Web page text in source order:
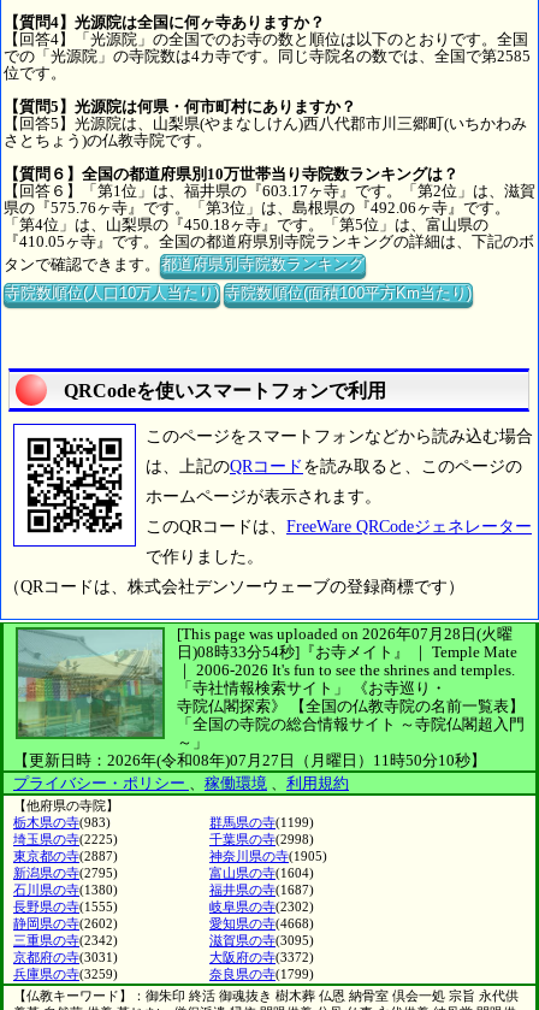
【質問4】光源院は全国に何ヶ寺ありますか？
【回答4】「光源院」の全国でのお寺の数と順位は以下のとおりです。全国
での「光源院」の寺院数は4カ寺です。同じ寺院名の数では、全国で第2585
位です。
【質問5】光源院は何県・何市町村にありますか？
【回答5】光源院は、山梨県(やまなしけん)西八代郡市川三郷町(いちかわみ
さとちょう)の仏教寺院です。
【質問６】全国の都道府県別10万世帯当り寺院数ランキングは？
【回答６】「第1位」は、福井県の『603.17ヶ寺』です。「第2位」は、滋賀
県の『575.76ヶ寺』です。「第3位」は、島根県の『492.06ヶ寺』です。
「第4位」は、山梨県の『450.18ヶ寺』です。「第5位」は、富山県の
『410.05ヶ寺』です。全国の都道府県別寺院ランキングの詳細は、下記のボ
タンで確認できます。都道府県別寺院数ランキング
寺院数順位(人口10万人当たり) 寺院数順位(面積100平方Km当たり)
QRCodeを使いスマートフォンで利用
このページをスマートフォンなどから読み込む場合
は、上記のQRコード を読み取ると、このページの
ホームページが表示されます。
このQRコードは、 FreeWare QRCodeジェネレーター
で作りました。
（QRコードは、株式会社デンソーウェーブの登録商標です）
[This page was uploaded on 2026年07月28日(火曜
日)08時33分54秒] 『お寺メイト』 ｜ Temple Mate
｜ 2006-2026 It's fun to see the shrines and temples.
「寺社情報検索サイト」
《お寺巡り・
寺院仏閣探索》
【全国の仏教寺院の名前一覧表】
「全国の寺院の総合情報サイト ～寺院仏閣超入門
～」
【更新日時：2026年(令和08年)07月27日（月曜日）11時50分10秒】
プライバシー・ポリシー 、 稼働環境 、 利用規約
【他府県の寺院】
栃木県の寺(983) 群馬県の寺(1199)
埼玉県の寺(2225) 千葉県の寺(2998)
東京都の寺(2887) 神奈川県の寺(1905)
新潟県の寺(2795) 富山県の寺(1604)
石川県の寺(1380) 福井県の寺(1687)
長野県の寺(1555) 岐阜県の寺(2302)
静岡県の寺(2602) 愛知県の寺(4668)
三重県の寺(2342) 滋賀県の寺(3095)
京都府の寺(3031) 大阪府の寺(3372)
兵庫県の寺(3259) 奈良県の寺(1799)
【仏教キーワード】：御朱印 終活 御魂抜き 樹木葬 仏恩 納骨室 倶会一処 宗旨 永代供